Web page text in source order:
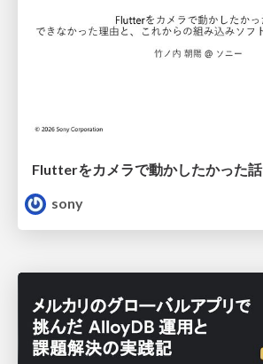
Flutterをカメラで動かしたかった話
sony